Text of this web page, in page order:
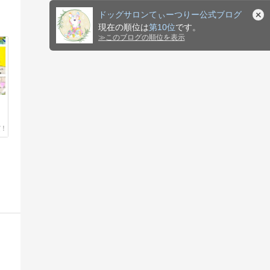
ドッグサロンてぃーつりー公式ブログ
現在の順位は第10位です。
≫ このブログの順位を表示